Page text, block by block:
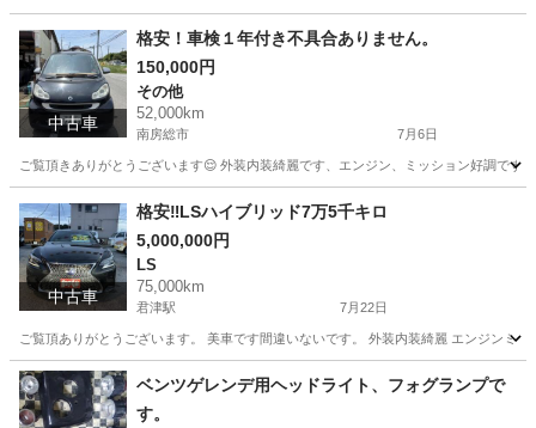
千葉 南房総市 その他 スタッフ
中古車
格安！車検１年付き不具合ありません。
150,000円
その他
52,000km
南房総市 7月6日
ご覧頂きありがとうございます😌 外装内装綺麗です、エンジン、ミッション好調です
千葉 南房総市 その他 ミッション
中古車
格安‼️LSハイブリッド7万5千キロ
5,000,000円
LS
75,000km
君津駅 7月22日
ご覧頂ありがとうございます。 美車です間違いないです。 外装内装綺麗 エンジンミ
千葉 南房総市 君津駅 ミッション
ベンツゲレンデ用ヘッドライト、フォグランプで
す。